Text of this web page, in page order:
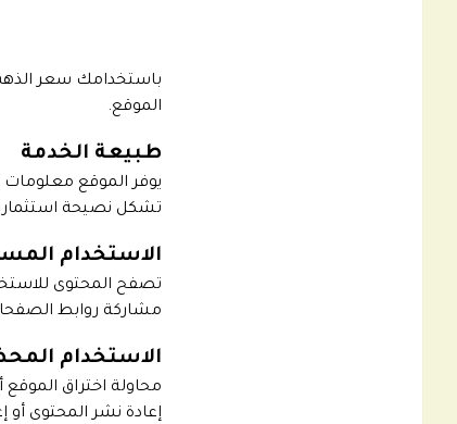
باستخدامك سعر
الموقع.
طبيعة الخدمة
يوفر الموقع
تشكل نصيحة
الاستخدام
تصفح المحتوى
مشاركة روابط
الاستخدام
محاولة اختراق
إعادة نشر المحتوى